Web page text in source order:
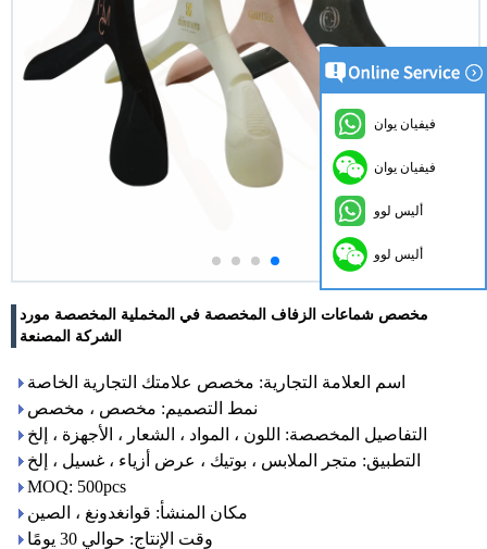
مخصص شماعات الزفاف المخصصة في المخملية المخصصة مورد
الشركة المصنعة
اسم العلامة التجارية: مخصص علامتك التجارية الخاصة
نمط التصميم: مخصص ، مخصص
التفاصيل المخصصة: اللون ، المواد ، الشعار ، الأجهزة ، إلخ
التطبيق: متجر الملابس ، بوتيك ، عرض أزياء ، غسيل ، إلخ
MOQ: 500pcs
مكان المنشأ: قوانغدونغ ، الصين
وقت الإنتاج: حوالي 30 يومًا
فيفيان يوان
فيفيان يوان
أليس لوو
أليس لوو